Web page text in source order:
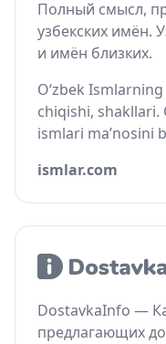
Полный смысл,
узбекских имён.
и имён близких.
O‘zbek
chiqishi, shakllari.
ismlari ma’nosini
ismlar.com
DostavkaInfo —
предлагающих